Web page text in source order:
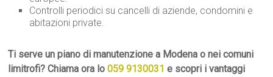
Controlli periodici su cancelli di aziende, condomini e
abitazioni private.
Ti serve un piano di manutenzione a Modena o nei comuni
limitrofi? Chiama ora lo059 9130031 e scopri i vantaggi